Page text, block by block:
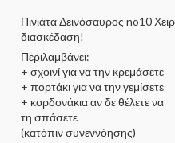
Πινιάτα Δεινόσαυρος no10
διασκέδαση!
Περιλαμβάνει:
+ σχοινί για να την κρεμάσετε
+ πορτάκι για να την γεμίσετε
+ κορδονάκια αν δε θέλετε να
τη σπάσετε
(κατόπιν συνεννόησης)